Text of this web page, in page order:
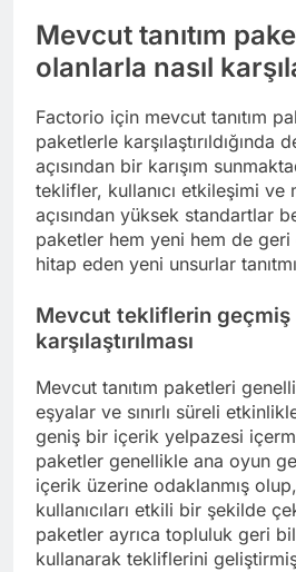
Mevcut tanıtım
olanlarla nasıl
Factorio için mevcut tanıtım
paketlerle karşılaştırıldığında
açısından bir karışım
teklifler, kullanıcı etkileşimi ve
açısından yüksek standartlar
paketler hem yeni hem de
hitap eden yeni unsurlar
Mevcut tekliflerin
karşılaştırılması
Mevcut tanıtım paketleri
eşyalar ve sınırlı süreli
geniş bir içerik yelpazesi
paketler genellikle ana oyun
içerik üzerine odaklanmış
kullanıcıları etkili bir şekilde
paketler ayrıca topluluk geri
kullanarak tekliflerini